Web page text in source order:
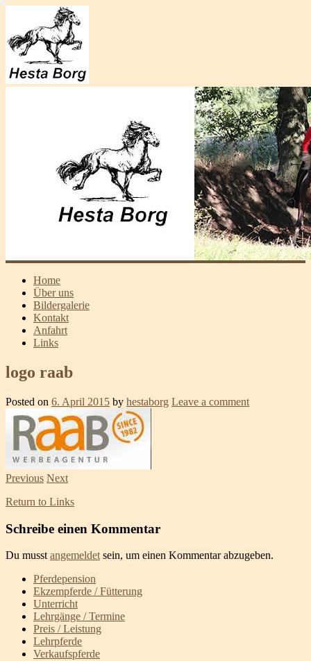
Home
Über uns
Bildergalerie
Kontakt
Anfahrt
Links
logo raab
Posted on 6. April 2015 by hestaborg Leave a comment
Previous Next
Return to Links
Schreibe einen Kommentar
Du musst angemeldet sein, um einen Kommentar abzugeben.
Pferdepension
Ekzempferde / Fütterung
Unterricht
Lehrgänge / Termine
Preis / Leistung
Lehrpferde
Verkaufspferde